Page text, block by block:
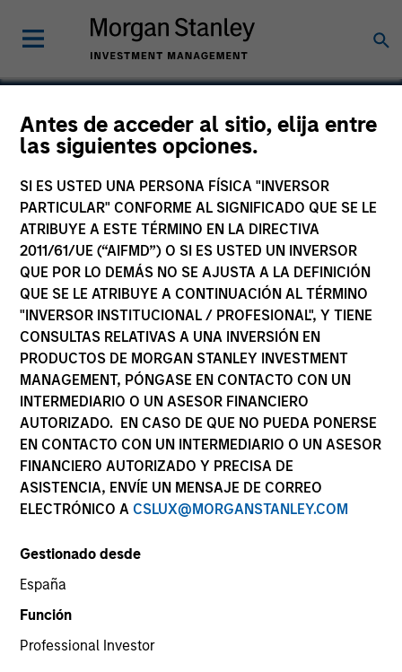
Antes de acceder al sitio, elija entre
las siguientes opciones.
SI ES USTED UNA PERSONA FÍSICA "INVERSOR
PARTICULAR" CONFORME AL SIGNIFICADO QUE SE LE
ATRIBUYE A ESTE TÉRMINO EN LA DIRECTIVA
2011/61/UE (“AIFMD”) O SI ES USTED UN INVERSOR
QUE POR LO DEMÁS NO SE AJUSTA A LA DEFINICIÓN
QUE SE LE ATRIBUYE A CONTINUACIÓN AL TÉRMINO
"INVERSOR INSTITUCIONAL / PROFESIONAL", Y TIENE
CONSULTAS RELATIVAS A UNA INVERSIÓN EN
PRODUCTOS DE MORGAN STANLEY INVESTMENT
MANAGEMENT, PÓNGASE EN CONTACTO CON UN
INTERMEDIARIO O UN ASESOR FINANCIERO
AUTORIZADO. EN CASO DE QUE NO PUEDA PONERSE
EN CONTACTO CON UN INTERMEDIARIO O UN ASESOR
FINANCIERO AUTORIZADO Y PRECISA DE
ASISTENCIA, ENVÍE UN MENSAJE DE CORREO
ELECTRÓNICO A CSLUX@MORGANSTANLEY.COM
Gestionado desde
España
Función
Professional Investor
RG Scientific
Healthcare
COUNTRY
India